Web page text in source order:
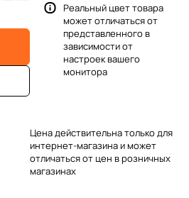
Реальный цвет товара
может отличаться от
представленного в
зависимости от
настроек вашего
монитора
Цена действительна только для
интернет-магазина и может
отличаться от цен в розничных
магазинах